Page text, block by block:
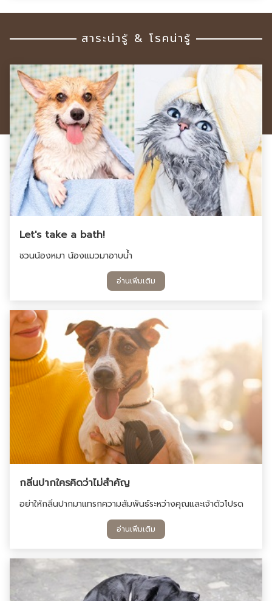
สาระน่ารู้ & โรคน่ารู้
อ่านเพิ่มเติม
Let's take a bath!
ชวนน้องหมา น้องแมวมาอาบน้ำ
อ่านเพิ่มเติม
กลิ่นปากใครคิดว่าไม่สำคัญ
อย่าให้กลิ่นปากมาแทรกความสัมพันธ์ระหว่างคุณและเจ้าตัวโปรด